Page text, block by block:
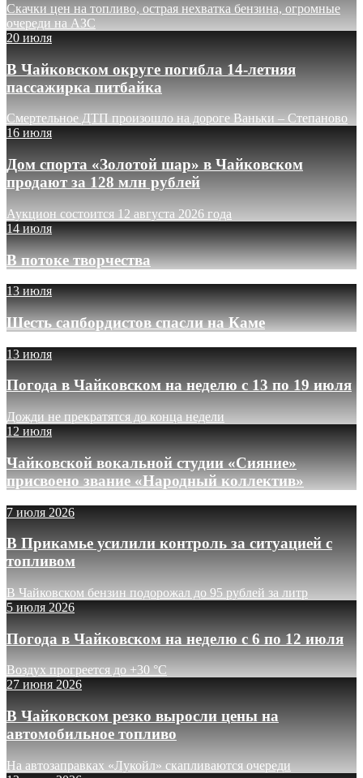
Скачки цен на топливо, острая нехватка бензина, огромные
очереди на АЗС
20 июля
В Чайковском округе погибла 14-летняя
пассажирка питбайка
Смертельное ДТП произошло на дороге Ваньки – Степаново
16 июля
Дом спорта «Золотой шар» в Чайковском
продают за 128 млн рублей
Аукцион состоится 12 августа 2026 года
14 июля
В потоке творчества
13 июля
Шесть сапбордистов спасли на Каме
13 июля
Погода в Чайковском на неделю с 13 по 19 июля
Дожди не прекратятся до конца недели
12 июля
Чайковской вокальной студии «Сияние»
присвоено звание «Народный коллектив»
7 июля 2026
В Прикамье усилили контроль за ситуацией с
топливом
В Чайковском бензин подорожал до 95 рублей за литр
5 июля 2026
Погода в Чайковском на неделю с 6 по 12 июля
Воздух прогреется до +30 °C
27 июня 2026
В Чайковском резко выросли цены на
автомобильное топливо
На автозаправках «Лукойл» скапливаются очереди